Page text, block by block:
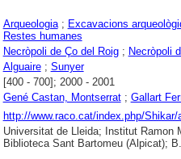
Arqueologia; Excavacions
Restes humanes
Necròpoli de Ço del Roig; Necròpoli
Alguaire; Sunyer
[400 - 700]; 2000 - 2001
Gené Castan, Montserrat; Gallart
http://www.raco.cat/index.php/
Universitat de Lleida; Institut Ramon
Biblioteca Sant Bartomeu (Alpicat);